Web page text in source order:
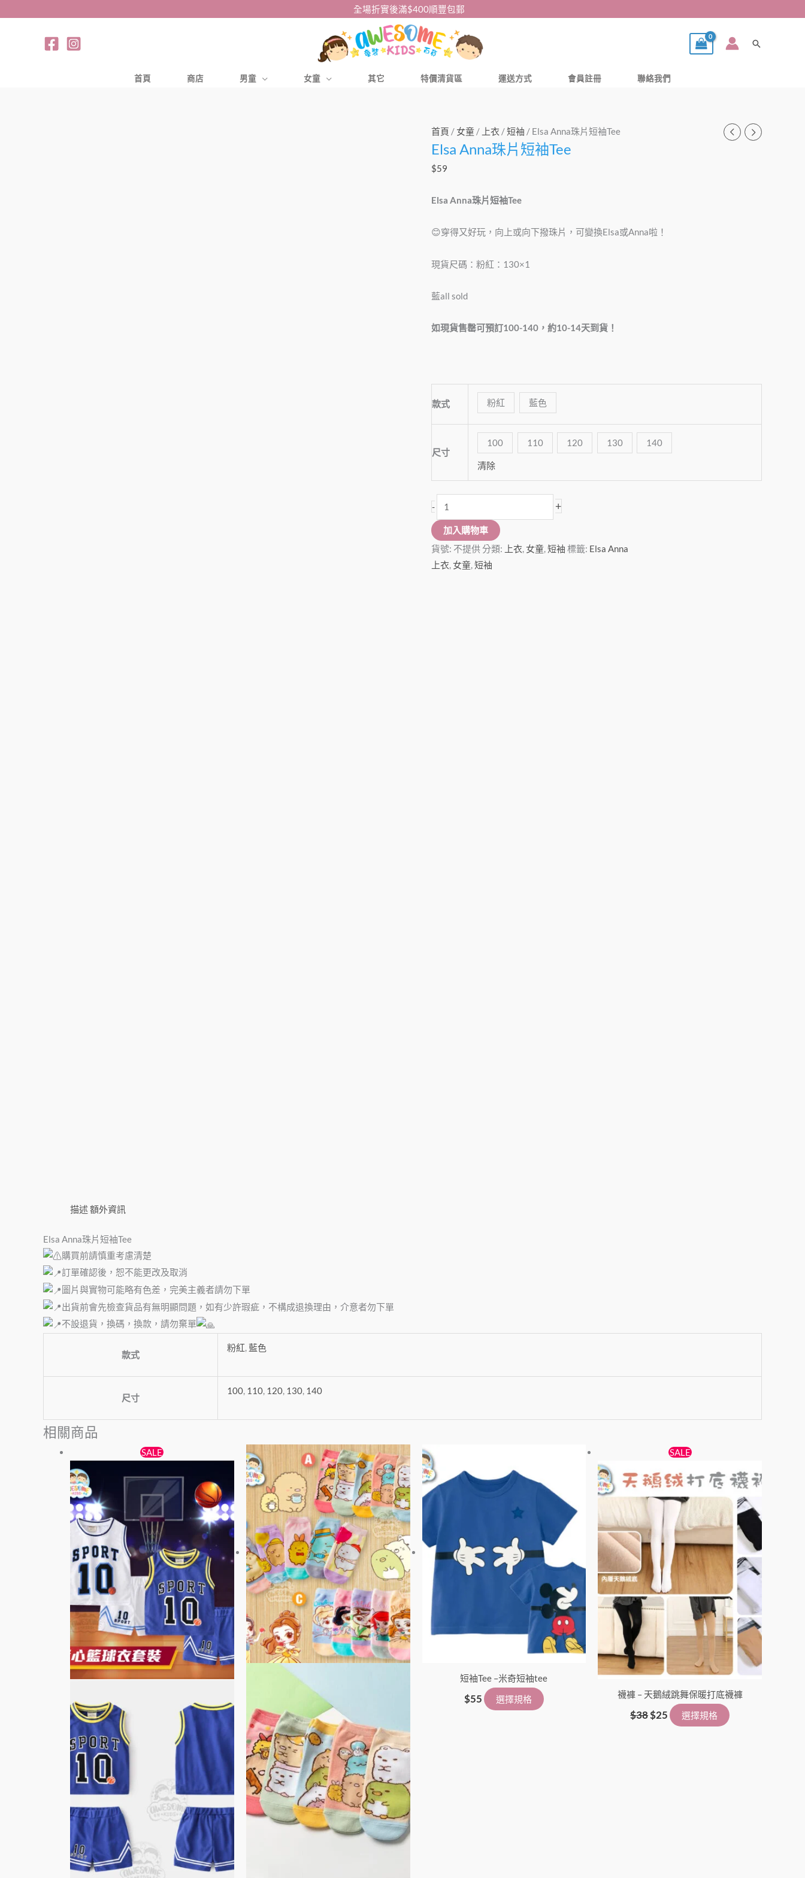
全場折實後滿$400順豐包郵
搜
首頁 商店 男童 女童 其它 特價清貨區 運送方式 會員註冊 聯絡我們
首頁 / 女童 / 上衣 /短袖 / Elsa Anna珠片短袖Tee
Elsa Anna珠片短袖Tee
$59
Elsa Anna珠片短袖Tee
😊穿得又好玩，向上或向下撥珠片，可變換Elsa或Anna啦！
現貨尺碼：粉紅：130×1
藍all sold
如現貨售罄可預訂100-140，約10-14天到貨！
款式 粉紅 藍色
尺寸
100 110 120 130 140
清除
-
Elsa
Anna
珠
短
Tee
量
+
加入購物車
貨號: 不提供分類: 上衣 女童 短袖 標籤: Elsa Anna
上衣 女童 短袖
描述額外資訊
Elsa Anna珠片短袖Tee
購買前請慎重考慮清楚
訂單確認後，恕不能更改及取消
圖片與實物可能略有色差，完美主義者請勿下單
出貨前會先檢查貨品有無明顯問題，如有少許瑕疵，不構成退換理由，介意者勿下單
不設退貨，換碼，換款，請勿棄單
款式
粉紅,藍色
尺寸
100, 110, 120, 130, 140
相關商品
SALE
始
價
$65。
目
前
價
格：
$55。
品
有
多
種
款
式。
可
在
頁
面
選
選
價
格
範
圍：
$45
到
$85
此
產
品
有
多
種
款
式。
可
在
產
品
頁
面
項
短袖Tee –米奇短袖tee
$55 選擇規格
品
種
款
式。
可
在
產
品
頁
選
擇
SALE
襪褲 – 天鵝絨跳舞保暖打底襪褲
$38
價
格：
$38。
$25
目
價
格：
$25。
選擇規格
品
有
多
種
款
式。
可
在
產
品
頁
選
擇
選